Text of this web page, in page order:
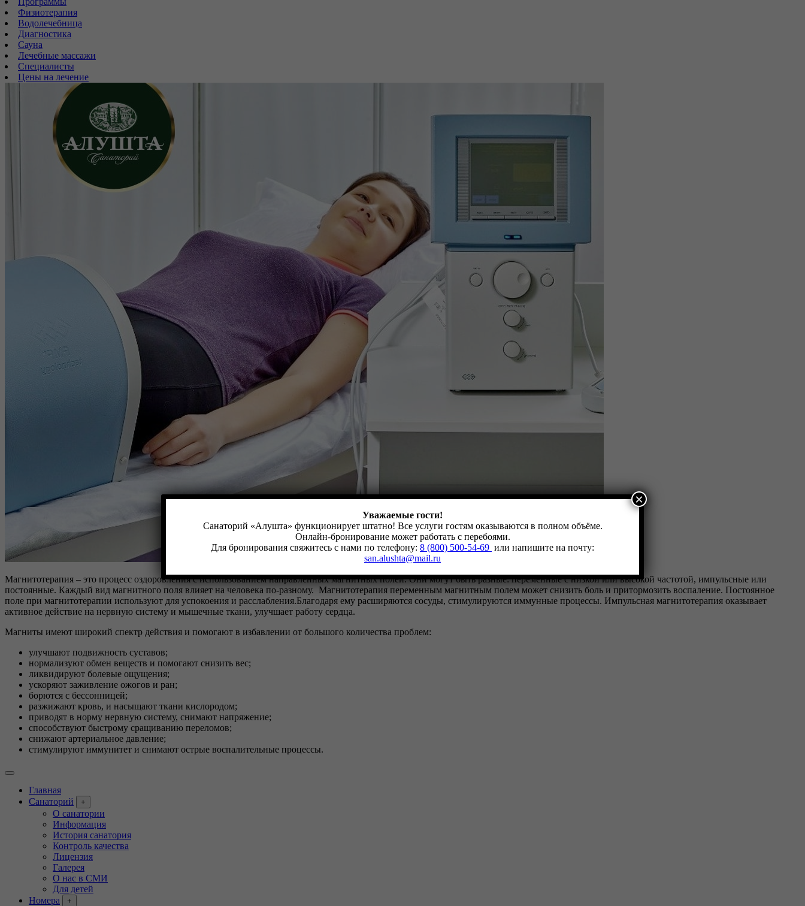
Физиотерапия
Водолечебница
Диагностика
Сауна
Лечебные массажи
Специалисты
Цены на лечение
Магнитотерапия – это процесс оздоровления с использованием направленных магнитных полей. Они могут быть разные: переменные с низкой или высокой частотой, импульсные или
постоянные. Каждый вид магнитного поля влияет на человека по-разному. Магнитотерапия переменным магнитным полем может снизить боль и притормозить воспаление. Постоянное
поле при магнитотерапии используют для успокоения и расслабления.Благодаря ему расширяются сосуды, стимулируются иммунные процессы. Импульсная магнитотерапия оказывает
активное действие на нервную систему и мышечные ткани, улучшает работу сердца.
Магниты имеют широкий спектр действия и помогают в избавлении от большого количества проблем:
улучшают подвижность суставов;
нормализуют обмен веществ и помогают снизить вес;
ликвидируют болевые ощущения;
ускоряют заживление ожогов и ран;
борются с бессонницей;
разжижают кровь, и насыщают ткани кислородом;
приводят в норму нервную систему, снимают напряжение;
способствуют быстрому сращиванию переломов;
снижают артериальное давление;
стимулируют иммунитет и снимают острые воспалительные процессы.
Главная
Санаторий
+
О санатории
Информация
История санатория
Контроль качества
Лицензия
Галерея
О нас в СМИ
Для детей
Номера
+
Уважаемые гости!
Санаторий «Алушта» функционирует штатно! Все услуги гостям оказываются в полном объёме.
Онлайн-бронирование может работать с перебоями.
Для бронирования свяжитесь с нами по телефону: 8 (800) 500-54-69 или напишите на почту:
san.alushta@mail.ru
×